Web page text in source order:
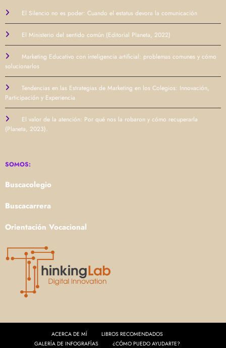
r
m
I
El Silencio no es poder: Cuando el estatus devora la comunicación
El Ministerio del sentido común (Editorial Planeta, 2022)
Marketing Educativo con inteligencia artificial: problemas comunes y cómo
solucionarlos
Tendencias en las Estrategias de Marketing en los Colegios: Innovación,
Participación y Experiencia
El valor de la atención: Por qué nos la robaron y cómo recuperarla
(Planeta, 2023).
SOMOS:
Buscacolegio
Buscacarrera
Orientación Vocacional
ACERCA DE MÍ
LIBROS RECOMENDADOS
GALERÍA DE INFOGRAFÍAS
¿CÓMO PUEDO AYUDARTE?